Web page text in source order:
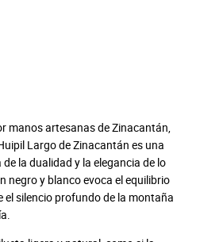
manos artesanas de Zinacantán,
Largo de Zinacantán es una
la dualidad y la elegancia de lo
negro y blanco evoca el equilibrio
el silencio profundo de la montaña